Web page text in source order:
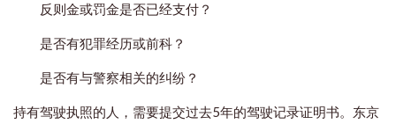
反则金或罚金是否已经支付？
是否有犯罪经历或前科？
是否有与警察相关的纠纷？
持有驾驶执照的人，需要提交过去5年的驾驶记录证明书。东京